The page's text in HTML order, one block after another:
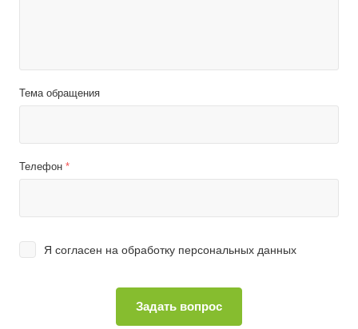
Тема обращения
Телефон *
Я согласен на обработку персональных данных